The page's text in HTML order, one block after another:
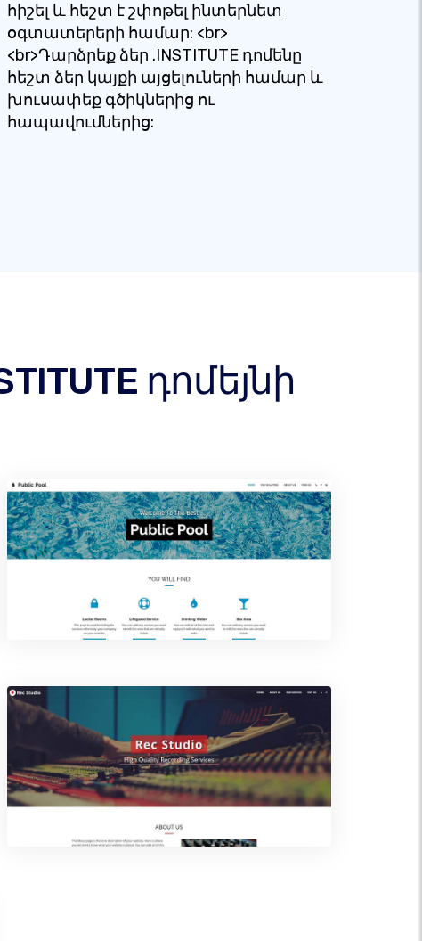
հիշել և հեշտ է շփոթել ինտերնետ
օգտատերերի համար: <br>
<br>Դարձրեք ձեր .INSTITUTE դոմենը
հեշտ ձեր կայքի այցելուների համար և
խուսափեք գծիկներից ու
հապավումներից:
դոմեյնի